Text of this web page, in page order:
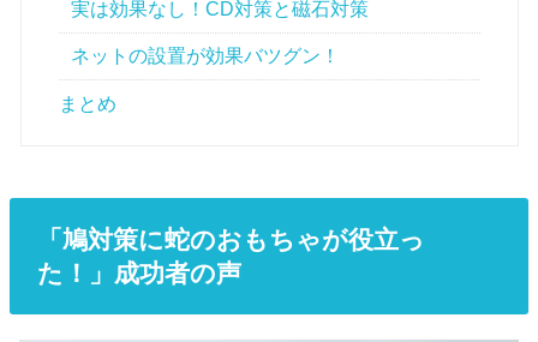
実は効果なし！CD対策と磁石対策
ネットの設置が効果バツグン！
まとめ
「鳩対策に蛇のおもちゃが役立っ
た！」成功者の声